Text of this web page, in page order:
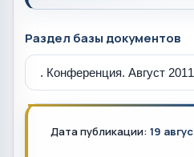
Раздел базы документов
Дата публикации: 19